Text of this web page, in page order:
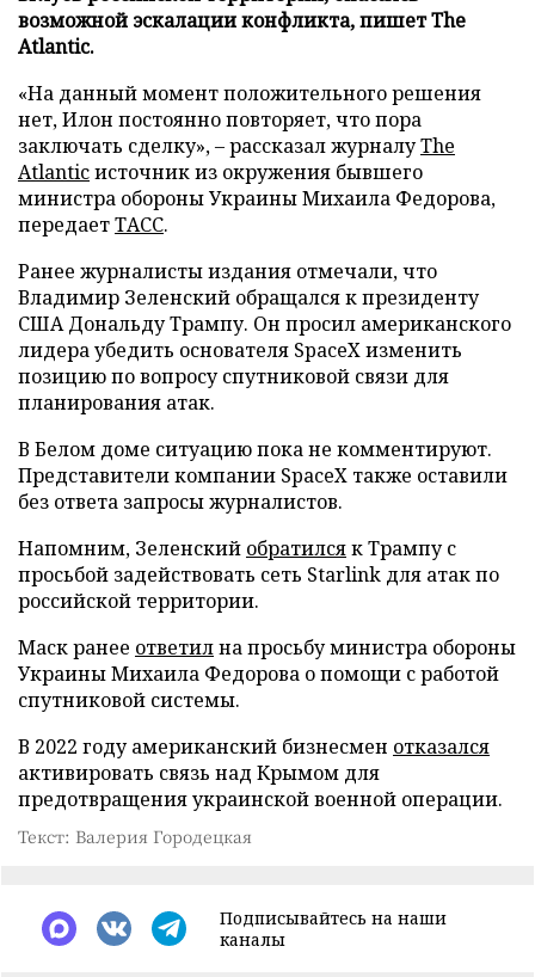
возможной эскалации конфликта, пишет The
Atlantic.
«На данный момент положительного решения
нет, Илон постоянно повторяет, что пора
заключать сделку», – рассказал журналуThe
Atlanticисточник из окружения бывшего
министра обороны Украины Михаила Федорова,
передаетТАСС.
Ранее журналисты издания отмечали, что
Владимир Зеленский обращался к президенту
США Дональду Трампу. Он просил американского
лидера убедить основателя SpaceX изменить
позицию по вопросу спутниковой связи для
планирования атак.
В Белом доме ситуацию пока не комментируют.
Представители компании SpaceX также оставили
без ответа запросы журналистов.
Напомним, Зеленский обратилсяк Трампу с
просьбой задействовать сеть Starlink для атак по
российской территории.
Маск ранее ответилна просьбу министра обороны
Украины Михаила Федорова о помощи с работой
спутниковой системы.
В 2022 году американский бизнесмен отказался
активировать связь над Крымом для
предотвращения украинской военной операции.
Текст: Валерия Городецкая
Подписывайтесь на наши
каналы